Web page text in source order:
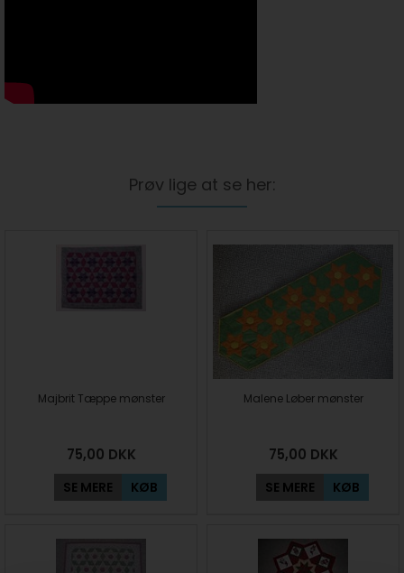
Prøv lige at se her:
Majbrit Tæppe mønster
75,00 DKK
SE MERE KØB
Malene Løber mønster
75,00 DKK
SE MERE KØB